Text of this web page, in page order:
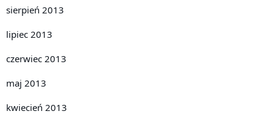
sierpień 2013
lipiec 2013
czerwiec 2013
maj 2013
kwiecień 2013